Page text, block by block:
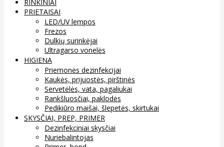
RINKINIAI
PRIETAISAI
LED/UV lempos
Frezos
Dulkių surinkėjai
Ultragarso vonelės
HIGIENA
Priemonės dezinfekcijai
Kaukės, prijuostės, pirštinės
Servetėlės, vata, pagaliukai
Rankšluosčiai, paklodės
Pedikiūro maišai, šlepetės, skirtukai
SKYSČIAI, PREP, PRIMER
Dezinfekciniai skysčiai
Nuriebalintojas